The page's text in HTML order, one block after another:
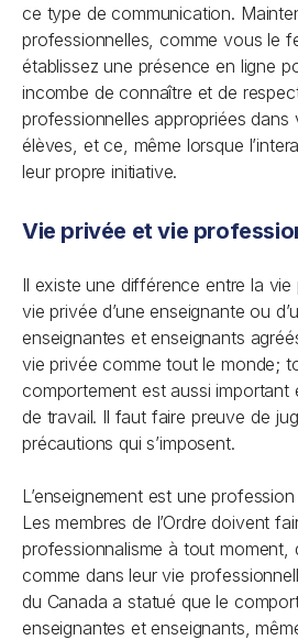
ce type de communication.
professionnelles, comme vous le
établissez une présence en ligne
incombe de connaître et de
professionnelles appropriées
élèves, et ce, même lorsque
leur propre initiative.
Vie privée et vie
Il existe une différence entre la
vie privée d’une enseignante ou
enseignantes et enseignants
vie privée comme tout le monde;
comportement est aussi important
de travail. Il faut faire preuve de
précautions qui s’imposent.
L’enseignement est une
Les membres de l’Ordre doivent
professionnalisme à tout moment,
comme dans leur vie
du Canada a statué que le
enseignantes et enseignants,